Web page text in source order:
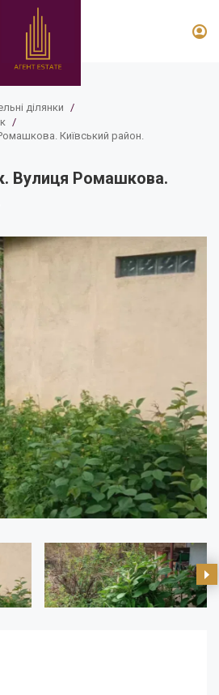
ділянки /
/
Київський район.
Вулиця Ромашкова.